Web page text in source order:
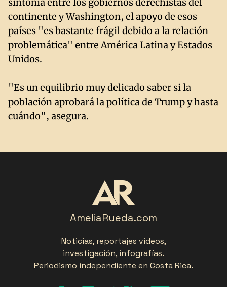
continente y Washington, el apoyo de esos
países "es bastante frágil debido a la relación
problemática" entre América Latina y Estados
Unidos.
"Es un equilibrio muy delicado saber si la
población aprobará la política de Trump y hasta
cuándo", asegura.
AmeliaRueda.com
Noticias, reportajes videos,
investigación, infografías.
Periodismo independiente en Costa Rica.